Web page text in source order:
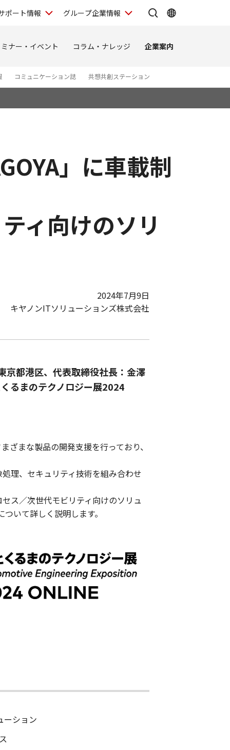
ポート情報 グループ企業情報
ナー・イベント コラム・ナレッジ 企業案内
コミュニケーション誌 共想共創ステーション
」に車載制
ィ向けのソリ
2024年7月9日
キヤノンITソリューションズ株式会社
京都港区、代表取締役社長：金澤
るまのテクノロジー展2024
ざまな製品の開発支援を行っており、
理、セキュリティ技術を組み合わせ
ス／次世代モビリティ向けのソリュ
いて詳しく説明します。
ーション